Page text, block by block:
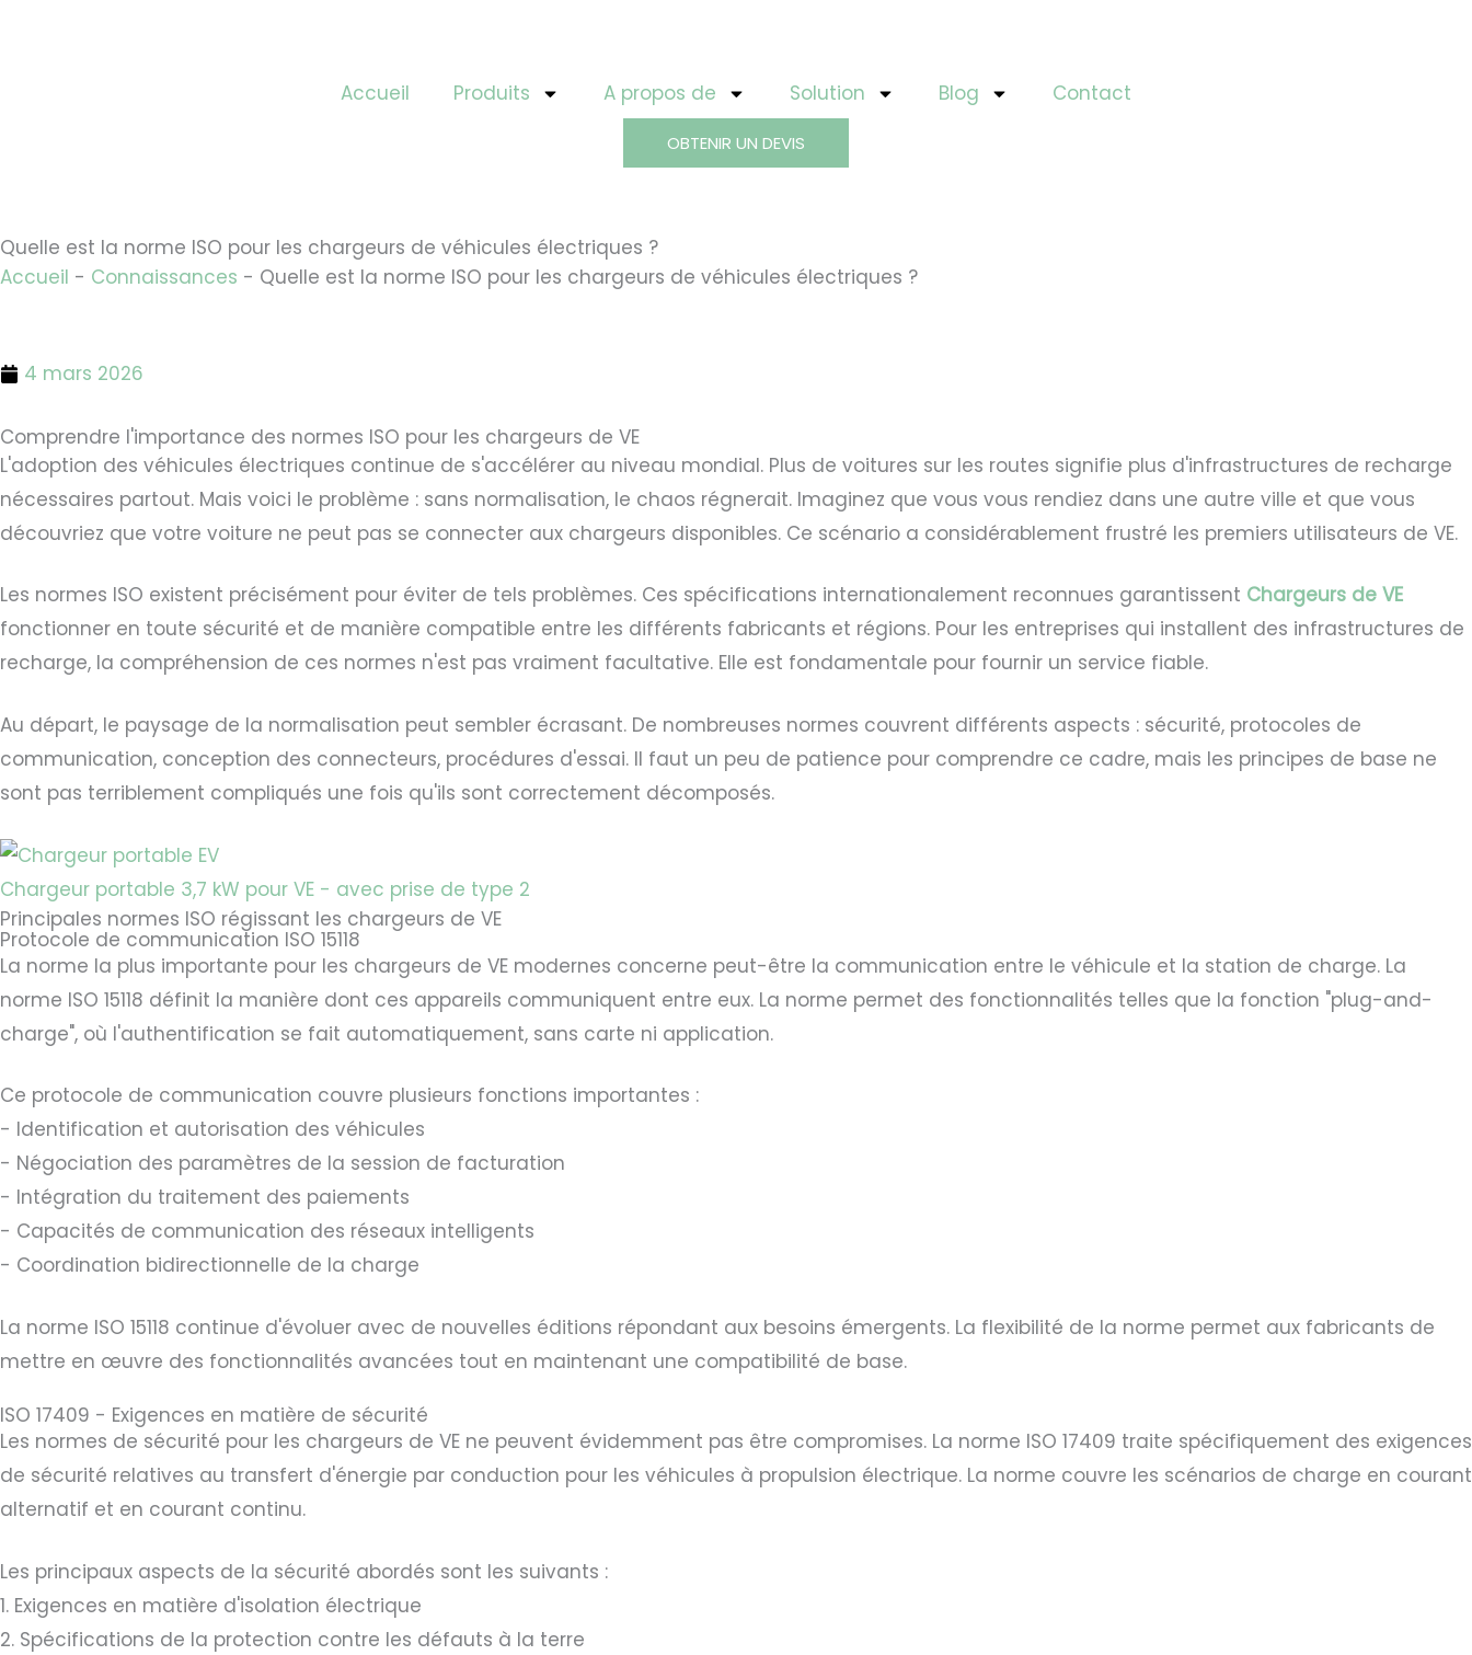
Accueil Produits A propos de Solution Blog Contact
OBTENIR UN DEVIS
Quelle est la norme ISO pour les chargeurs de véhicules électriques ?
Accueil - Connaissances - Quelle est la norme ISO pour les chargeurs de véhicules électriques ?
4 mars 2026
Comprendre l'importance des normes ISO pour les chargeurs de VE
L'adoption des véhicules électriques continue de s'accélérer au niveau mondial. Plus de voitures sur les routes signifie plus d'infrastructures de recharge
nécessaires partout. Mais voici le problème : sans normalisation, le chaos régnerait. Imaginez que vous vous rendiez dans une autre ville et que vous
découvriez que votre voiture ne peut pas se connecter aux chargeurs disponibles. Ce scénario a considérablement frustré les premiers utilisateurs de VE.
Les normes ISO existent précisément pour éviter de tels problèmes. Ces spécifications internationalement reconnues garantissent Chargeurs de VE
fonctionner en toute sécurité et de manière compatible entre les différents fabricants et régions. Pour les entreprises qui installent des infrastructures de
recharge, la compréhension de ces normes n'est pas vraiment facultative. Elle est fondamentale pour fournir un service fiable.
Au départ, le paysage de la normalisation peut sembler écrasant. De nombreuses normes couvrent différents aspects : sécurité, protocoles de
communication, conception des connecteurs, procédures d'essai. Il faut un peu de patience pour comprendre ce cadre, mais les principes de base ne
sont pas terriblement compliqués une fois qu'ils sont correctement décomposés.
Chargeur portable 3,7 kW pour VE - avec prise de type 2
Principales normes ISO régissant les chargeurs de VE
Protocole de communication ISO 15118
La norme la plus importante pour les chargeurs de VE modernes concerne peut-être la communication entre le véhicule et la station de charge. La
norme ISO 15118 définit la manière dont ces appareils communiquent entre eux. La norme permet des fonctionnalités telles que la fonction "plug-and-
charge", où l'authentification se fait automatiquement, sans carte ni application.
Ce protocole de communication couvre plusieurs fonctions importantes :
- Identification et autorisation des véhicules
- Négociation des paramètres de la session de facturation
- Intégration du traitement des paiements
- Capacités de communication des réseaux intelligents
- Coordination bidirectionnelle de la charge
La norme ISO 15118 continue d'évoluer avec de nouvelles éditions répondant aux besoins émergents. La flexibilité de la norme permet aux fabricants de
mettre en œuvre des fonctionnalités avancées tout en maintenant une compatibilité de base.
ISO 17409 - Exigences en matière de sécurité
Les normes de sécurité pour les chargeurs de VE ne peuvent évidemment pas être compromises. La norme ISO 17409 traite spécifiquement des exigences
de sécurité relatives au transfert d'énergie par conduction pour les véhicules à propulsion électrique. La norme couvre les scénarios de charge en courant
alternatif et en courant continu.
Les principaux aspects de la sécurité abordés sont les suivants :
1. Exigences en matière d'isolation électrique
2. Spécifications de la protection contre les défauts à la terre